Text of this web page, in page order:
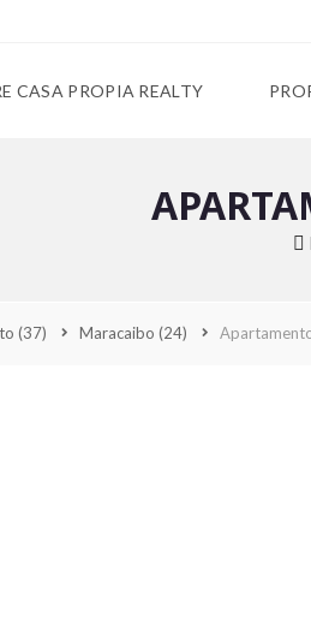
CASA PROPIA REALTY
(37) Maracaibo (24)